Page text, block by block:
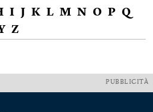
I J K L M N O P Q
Z
PUBBLICITÀ